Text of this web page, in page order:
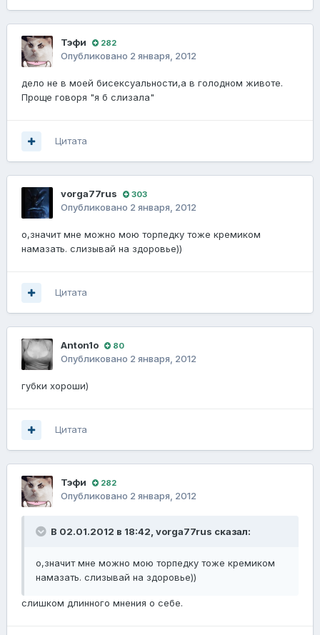
Тэфи 282
Опубликовано 2 января, 2012
дело не в моей бисексуальности,а в голодном животе.
Проще говоря "я б слизала"
Цитата
vorga77rus 303
Опубликовано 2 января, 2012
о,значит мне можно мою торпедку тоже кремиком
намазать. слизывай на здоровье))
Цитата
Anton1o 80
Опубликовано 2 января, 2012
губки хороши)
Цитата
Тэфи 282
Опубликовано 2 января, 2012
В 02.01.2012 в 18:42, vorga77rus сказал:
о,значит мне можно мою торпедку тоже кремиком
намазать. слизывай на здоровье))
слишком длинного мнения о себе.